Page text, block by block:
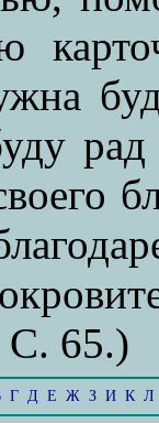
С. 65.)
Г Д Е Ж З И К Л